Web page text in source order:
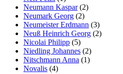
Neumann Kaspar(2)
Neumark Georg (2)
Neumeister Erdmann (3)
Neuß Heinrich Georg (2)
Nicolai Philipp (5)
Niedling Johannes (2)
Nitschmann Anna (1)
Novalis (4)